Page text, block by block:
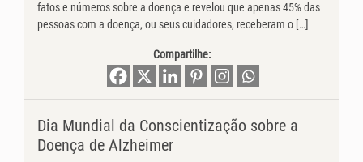
fatos e números sobre a doença e revelou que apenas 45% das
pessoas com a doença, ou seus cuidadores, receberam o […]
Compartilhe:
Dia Mundial da Conscientização sobre a
Doença de Alzheimer